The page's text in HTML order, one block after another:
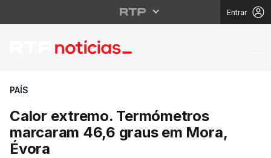
Entrar
Calor extremo.
PAÍS
Calor extremo. Termómetros
marcaram 46,6 graus em Mora,
Évora